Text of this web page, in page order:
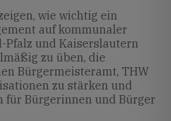
wie wichtig ein
auf kommunaler
Pfalz und Kaiserslautern
zu üben, die
Bürgermeisteramt, THW
zu stärken und
Bürgerinnen und Bürger